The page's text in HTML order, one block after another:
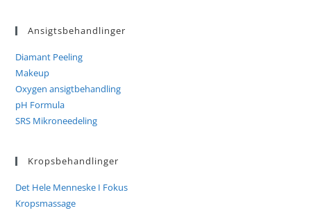
Ansigtsbehandlinger
Diamant Peeling
Makeup
Oxygen ansigtbehandling
pH Formula
SRS Mikroneedeling
Kropsbehandlinger
Det Hele Menneske I Fokus
Kropsmassage